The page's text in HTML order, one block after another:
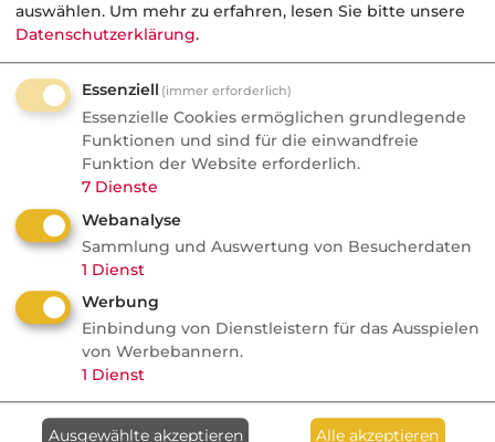
Falls Sie auf einen per E-Mail erhaltenen
auf diesen per E-Mail antworten, indem Sie auf
die "Antworten-Schaltfläche" Ihres E-Mail-
Programms klicken.
Weitere Informationen zum Thema finden Sie
auf den SeitenBeitrag schreiben
antworten.
Die Mitgliedschaft kann man im
aktivieren bzw. deaktivieren. Dafür reicht aus,
dass man unter der Überschrift "Forum: Aktive
Mitgliedschaft" das Kontrollkästchen aktiviert
bzw. deaktiviert.
auswählen. Um mehr zu erfahren, lesen Sie bitte unsere
Datenschutzerklärung.
Essenziell (immer erforderlich)
Essenzielle Cookies ermöglichen grundlegende
Funktionen und sind für die einwandfreie
Funktion der Website erforderlich.
7 Dienste
Webanalyse
Sammlung und Auswertung von Besucherdaten
1 Dienst
Werbung
Einbindung von Dienstleistern für das Ausspielen
von Werbebannern.
1 Dienst
Ausgewählte akzeptieren Alle akzeptieren